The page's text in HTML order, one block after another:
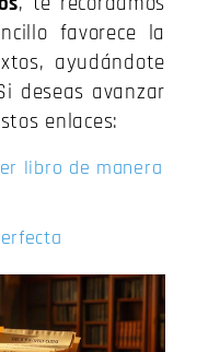
favorece la
ayudándote
deseas avanzar
enlaces:
libro de manera